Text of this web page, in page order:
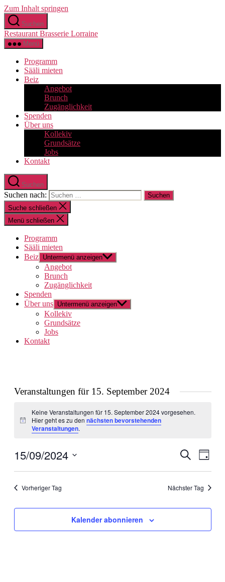
Zum Inhalt springen
Suchen
Restaurant Brasserie Lorraine
Menü
Programm
Sääli mieten
Beiz
Angebot
Brunch
Zugänglichkeit
Spenden
Über uns
Kollekiv
Grundsätze
Jobs
Kontakt
Suchen
Suchen nach:
Suche schließen
Menü schließen
Programm
Sääli mieten
Beiz Untermenü anzeigen
Angebot
Brunch
Zugänglichkeit
Spenden
Über uns Untermenü anzeigen
Kollekiv
Grundsätze
Jobs
Kontakt
Veranstaltungen für 15. September 2024
Hinweis
Keine Veranstaltungen für 15. September 2024 vorgesehen.
Hier geht es zu den nächsten bevorstehenden
Veranstaltungen.
Suche
Tag
15/09/2024
Vorheriger Tag
Nächster Tag
Kalender abonnieren